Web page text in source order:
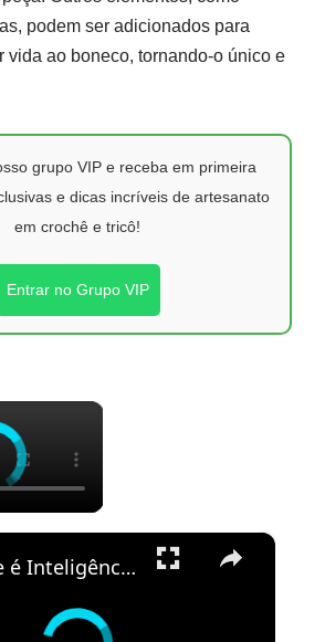
podem ser adicionados para
vida ao boneco, tornando-o único e
grupo VIP e receba em primeira
e dicas incríveis de artesanato
em crochê e tricô!
Entrar no Grupo VIP
×
×
O que é Inteligência Artificial?